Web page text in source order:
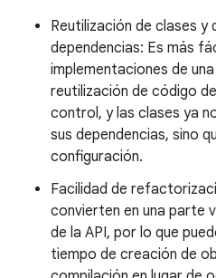
Reutilización de clases y
dependencias: Es más
implementaciones de
reutilización de código
control, y las clases ya
sus dependencias, sino
configuración.
Facilidad de
convierten en una parte
de la API, por lo que
tiempo de creación de